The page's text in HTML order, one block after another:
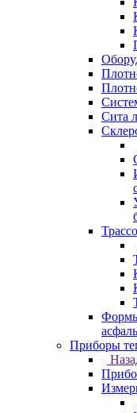
Сита
Формы
Приборы